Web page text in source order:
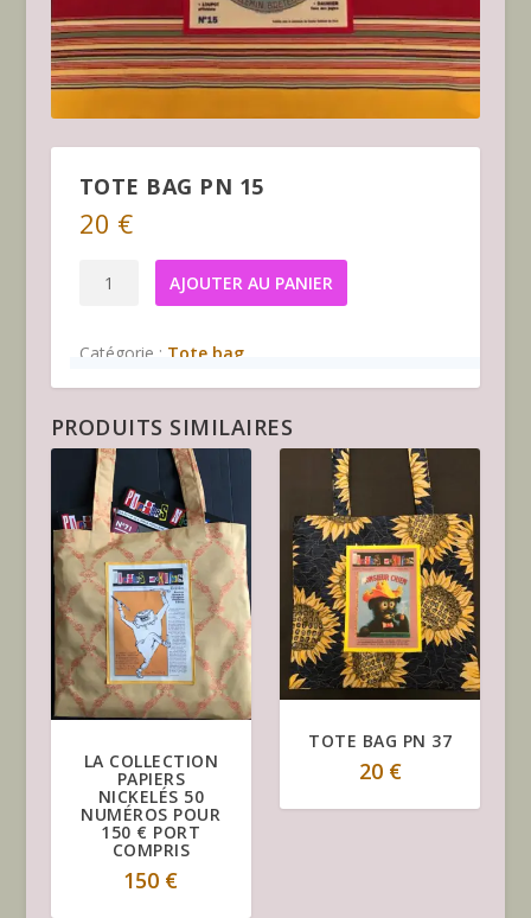
TOTE BAG PN 15
20 €
quantité
bag
AJOUTER AU PANIER
Catégorie : Tote bag
PRODUITS SIMILAIRES
LA COLLECTION
PAPIERS
NICKELÉS 50
NUMÉROS POUR
150 € PORT
COMPRIS
150 €
TOTE BAG PN 37
20 €